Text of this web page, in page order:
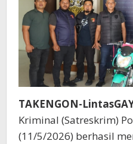
TAKENGON-
Kriminal (Satreskrim)
(11/5/2026) berhasil